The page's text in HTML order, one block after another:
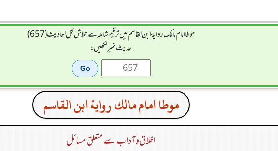
موطا امام مالك رواية ابن القاسم میں ترقیم شاملہ سے تلاش کل احادیث (657)
حدیث نمبر لکھیں:
موطا امام مالك رواية ابن القاسم
اخلاق و آداب سے متعلق مسائل